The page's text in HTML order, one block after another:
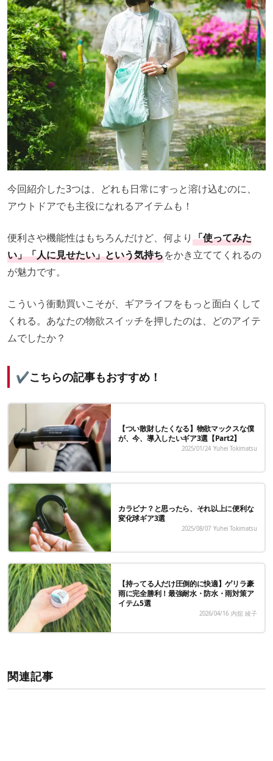
今回紹介した3つは、どれも日常にすっと溶け込むのに、
アウトドアでも主役になれるアイテムも！
便利さや機能性はもちろんだけど、何より 「使ってみた
い」「人に見せたい」という気持ちをかき立ててくれるの
が魅力です。
こういう衝動買いこそが、ギアライフをもっと面白くして
くれる。あなたの物欲スイッチを押したのは、どのアイテ
ムでしたか？
✔こちらの記事もおすすめ！
【つい散財したくなる】物欲マックスな僕
が、今、導入したいギア3選【Part2】
2025/01/24 Yuhei Tokimatsu
カラビナ？と思ったら、それ以上に便利な
変化球ギア3選
2025/08/07 Yuhei Tokimatsu
【持ってる人だけ圧倒的に快適】ゲリラ豪
雨に完全勝利！最強耐水・防水・雨対策ア
イテム5選
2026/04/16 内舘 綾子
関連記事